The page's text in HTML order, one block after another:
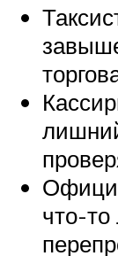
что-